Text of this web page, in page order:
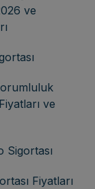
ve
ve
Sigortası
Fiyatları